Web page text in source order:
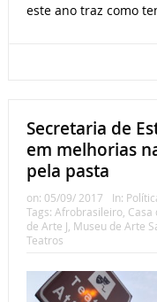
este ano traz como
Secretaria de
em melhorias
pela pasta
on: 05/09/ 2017 In:
Tags: Afrobrasileiro, Casa
de Arte J Museu de Arte
Teatros